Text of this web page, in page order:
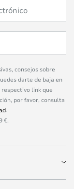
consejos sobre
darte de baja en
link que
por favor, consulta
.
€.